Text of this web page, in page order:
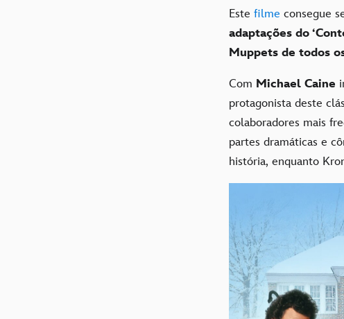
Este filme consegue
adaptações do
Muppets de todos
Com Michael Caine
protagonista deste
colaboradores mais
partes dramáticas e
história, enquanto